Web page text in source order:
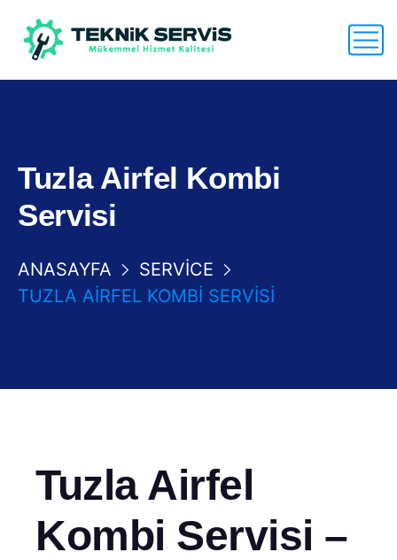
Tuzla Airfel Kombi
Servisi
ANASAYFA
SERVICE
TUZLA AIRFEL KOMBI SERVISI
Tuzla Airfel
Kombi Servisi –